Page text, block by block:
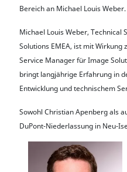
Bereich an Michael Louis Weber.
Michael Louis Weber, Technical
Solutions EMEA, ist mit Wirkung
Service Manager für Image
bringt langjährige Erfahrung in
Entwicklung und technischem
Sowohl Christian Apenberg als
DuPont-Niederlassung in Neu-